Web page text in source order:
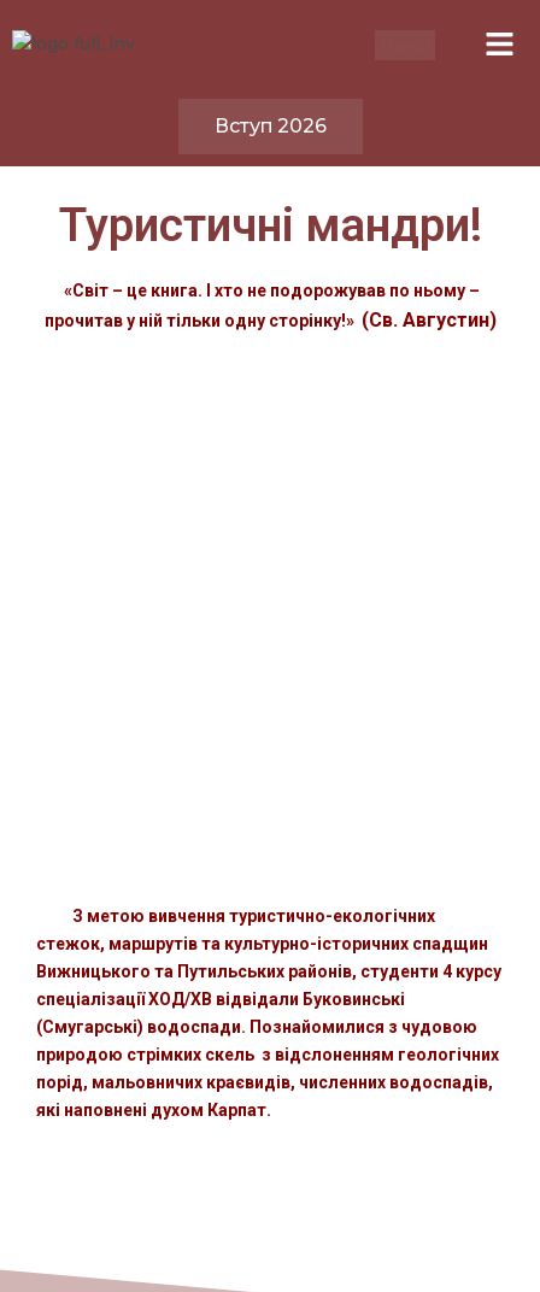
Вступ 2026
Туристичні мандри!
«Світ – це книга. І хто не подорожував по ньому –
прочитав у ній тільки одну сторінку!» (Св. Августин)
З метою вивчення туристично-екологічних
стежок, маршрутів та культурно-історичних спадщин
Вижницького та Путильських районів, студенти 4 курсу
спеціалізації ХОД/ХВ відвідали Буковинські
(Смугарські) водоспади. Познайомилися з чудовою
природою стрімких скель з відслоненням геологічних
порід, мальовничих краєвидів, численних водоспадів,
які наповнені духом Карпат.